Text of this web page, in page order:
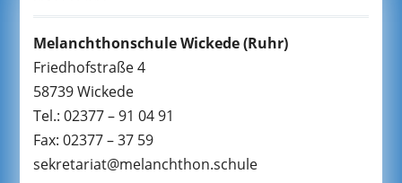
Melanchthonschule Wickede(Ruhr)
Friedhofstraße 4
58739 Wickede
Tel.: 02377 – 91 04 91
Fax: 02377 – 37 59
sekretariat@melanchthon.schule